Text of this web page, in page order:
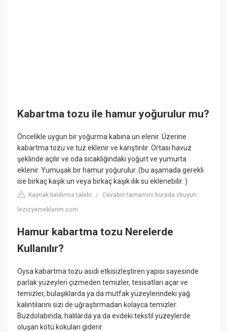
Kabartma tozu ile hamur yoğurulur mu?
Öncelikle uygun bir yoğurma kabına un elenir. Üzerine
kabartma tozu ve tuz eklenir ve karıştırılır. Ortası havuz
şeklinde açılır ve oda sıcaklığındaki yoğurt ve yumurta
eklenir. Yumuşak bir hamur yoğurulur. (bu aşamada gerekli
ise birkaç kaşık un veya birkaç kaşık ılık su eklenebilir. )
Kaynak kaldırma talebi |Cevabın tamamını burada okuyun:
lezizyemeklerim.com
Hamur kabartma tozu Nerelerde
Kullanılır?
Oysa kabartma tozu asidi etkisizleştiren yapısı sayesinde
parlak yüzeyleri çizmeden temizler, tesisatları açar ve
temizler, bulaşıklarda ya da mutfak yüzeylerindeki yağ
kalıntılarını sizi de uğraştırmadan kolayca temizler.
Buzdolabında, halılarda ya da evdeki tekstil yüzeylerde
oluşan kötü kokuları giderir.